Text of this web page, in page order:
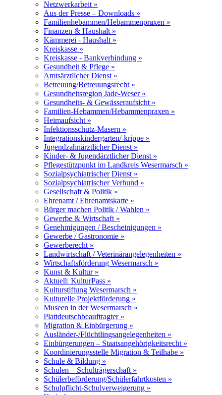
Netzwerkarbeit »
Aus der Presse – Downloads »
Familienhebammen/Hebammenpraxen »
Finanzen & Haushalt »
Kämmerei - Haushalt »
Kreiskasse »
Kreiskasse - Bankverbindung »
Gesundheit & Pflege »
Amtsärztlicher Dienst »
Betreuung/Betreuungsrecht »
Gesundheitsregion Jade-Weser »
Gesundheits- & Gewässeraufsicht »
Familien-Hebammen/Hebammenpraxen »
Heimaufsicht »
Infektionsschutz-Masern »
Integrationskindergarten/-krippe »
Jugendzahnärztlicher Dienst »
Kinder- & Jugendärztlicher Dienst »
Pflegestützpunkt im Landkreis Wesermarsch »
Sozialpsychiatrischer Dienst »
Sozialpsychiatrischer Verbund »
Gesellschaft & Politik »
Ehrenamt / Ehrenamtskarte »
Bürger machen Politik / Wahlen »
Gewerbe & Wirtschaft »
Genehmigungen / Bescheinigungen »
Gewerbe / Gastronomie »
Gewerberecht »
Landwirtschaft / Veterinärangelegenheiten »
Wirtschaftsförderung Wesermarsch »
Kunst & Kultur »
Aktuell: KulturPass »
Kulturstiftung Wesermarsch »
Kulturelle Projektförderung »
Museen in der Wesermarsch »
Plattdeutschbeauftragter »
Migration & Einbürgerung »
Ausländer-/Flüchtlingsangelegenheiten »
Einbürgerungen – Staatsangehörigkeitsrecht »
Koordinierungsstelle Migration & Teilhabe »
Schule & Bildung »
Schulen – Schulträgerschaft »
Schülerbeförderung/Schülerfahrtkosten »
Schulpflicht-Schulverweigerung »